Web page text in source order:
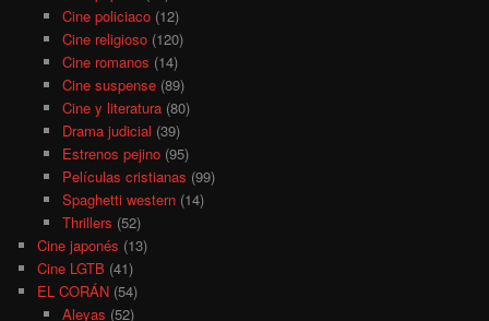
Cine policiaco(12)
Cine religioso(120)
Cine romanos (14)
Cine suspense(89)
Cine y literatura(80)
Drama judicial (39)
Estrenos pejino(95)
Películas cristianas (99)
Spaghetti western(14)
Thrillers (52)
Cine japonés (13)
Cine LGTB (41)
EL CORÁN (54)
Aleyas (52)